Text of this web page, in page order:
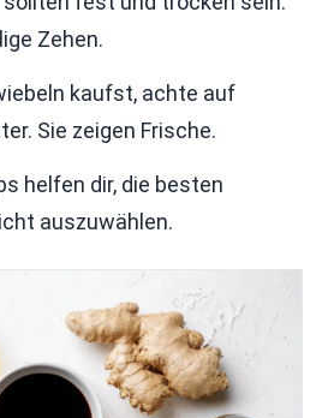
Zehen.
kaufst, achte auf
Sie zeigen Frische.
helfen dir, die besten
auszuwählen.